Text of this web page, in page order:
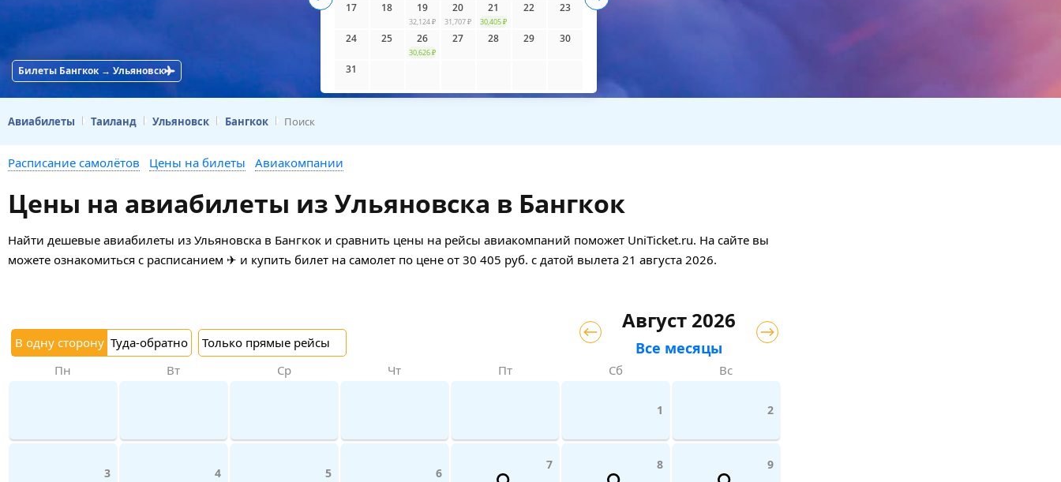
17 18 19
32,124 ₽
20
31,707 ₽
21
30,405 ₽
22 23
24 25 26
30,626 ₽
27 28 29 30
31
Билеты Бангкок → Ульяновск
Авиабилеты Таиланд Ульяновск Бангкок Поиск
Расписание самолётов Цены на билеты Авиакомпании
Цены на авиабилеты из Ульяновска в Бангкок
Найти дешевые авиабилеты из Ульяновска в Бангкок и сравнить цены на рейсы авиакомпаний поможет UniTicket.ru. На сайте вы
можете ознакомиться с расписанием ✈ и купить билет на самолет по цене от 30 405 руб. с датой вылета 21 августа 2026.
В одну сторону Туда-обратно Только прямые рейсы
Август 2026
Все месяцы
Пн Вт Ср Чт Пт Сб Вс
1 2
3 4 5 6
7 8 9